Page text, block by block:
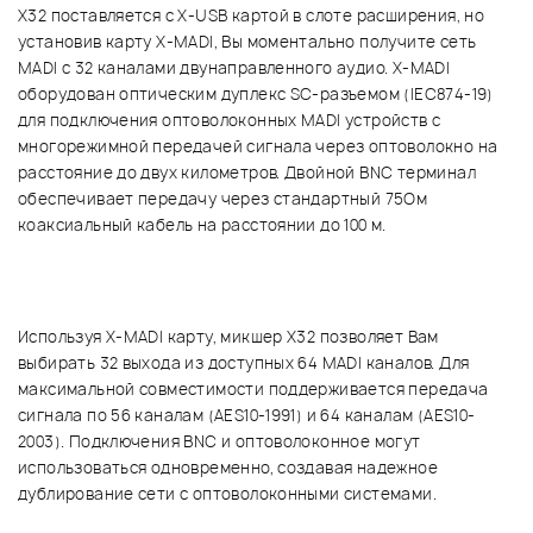
Х32 поставляется с X-USB картой в слоте расширения, но
установив карту X-MADI, Вы моментально получите сеть
MADI с 32 каналами двунаправленного аудио. X-MADI
оборудован оптическим дуплекс SC-разъемом (IEC874-19)
для подключения оптоволоконных MADI устройств с
многорежимной передачей сигнала через оптоволокно на
расстояние до двух километров. Двойной BNC терминал
обеспечивает передачу через стандартный 75Ом
коаксиальный кабель на расстоянии до 100 м.
Используя X-MADI карту, микшер Х32 позволяет Вам
выбирать 32 выхода из доступных 64 MADI каналов. Для
максимальной совместимости поддерживается передача
сигнала по 56 каналам (AES10-1991) и 64 каналам (AES10-
2003). Подключения BNC и оптоволоконное могут
использоваться одновременно, создавая надежное
дублирование сети с оптоволоконными системами.